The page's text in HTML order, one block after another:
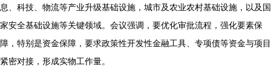
息、科技、物流等产业升级基础设施，城市及农业农村基础设施，以及国
家安全基础设施等关键领域。会议强调，要优化审批流程，强化要素保
障，特别是资金保障，要求政策性开发性金融工具、专项债等资金与项目
紧密对接，形成实物工作量。